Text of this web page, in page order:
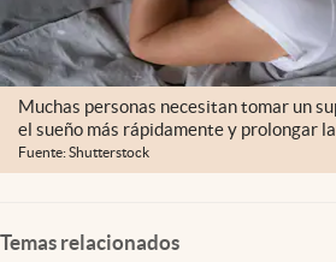
Muchas personas necesitan tomar un
el sueño más rápidamente y prolongar
Fuente: Shutterstock
Temas relacionados